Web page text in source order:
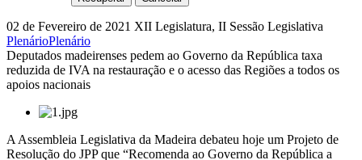
02 de Fevereiro de 2021 XII Legislatura, II Sessão Legislativa
PlenárioPlenário
Deputados madeirenses pedem ao Governo da República taxa
reduzida de IVA na restauração e o acesso das Regiões a todos os
apoios nacionais
A Assembleia Legislativa da Madeira debateu hoje um Projeto de
Resolução do JPP que “Recomenda ao Governo da República a